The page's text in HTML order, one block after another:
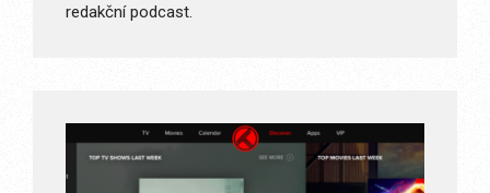
redakční podcast.